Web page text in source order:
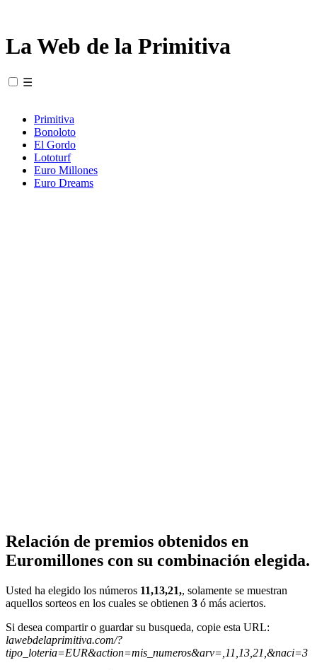
La Web de la Primitiva
☰
Primitiva
Bonoloto
El Gordo
Lototurf
Euro Millones
Euro Dreams
Relación de premios obtenidos en
Euromillones con su combinación elegida.
Usted ha elegido los números 11,13,21,, solamente se muestran
aquellos sorteos en los cuales se obtienen 3 ó más aciertos.
Si desea compartir o guardar su busqueda, copie esta URL:
lawebdelaprimitiva.com/?
tipo_loteria=EUR&action=mis_numeros&arv=,11,13,21,&naci=3